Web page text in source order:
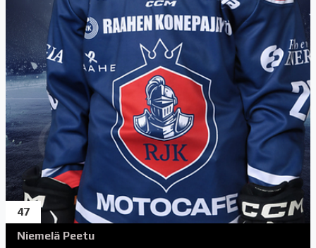
47
Niemelä Peetu